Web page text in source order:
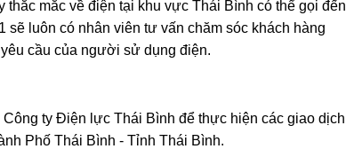
thắc mắc về điện tại khu vực Thái Bình có thể gọi đến
luôn có nhân viên tư vấn chăm sóc khách hàng
cầu của người sử dụng điện.
ty Điện lực Thái Bình để thực hiện các giao dịch
Phố Thái Bình - Tỉnh Thái Bình.